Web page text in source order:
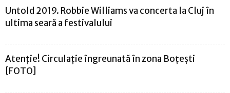
Untold 2019. Robbie Williams va concerta la Cluj în
ultima seară a festivalului
Atenție! Circulație îngreunată în zona Boțești
[FOTO]